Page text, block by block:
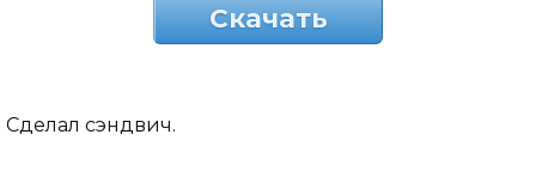
Скачать
Сделал сэндвич.